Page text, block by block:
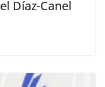
Díaz-Canel